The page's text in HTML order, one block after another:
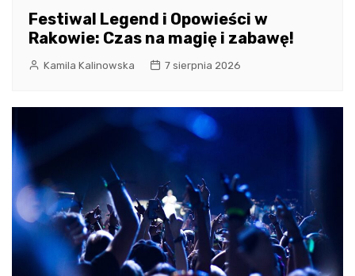
Festiwal Legend i Opowieści w
Rakowie: Czas na magię i zabawę!
Kamila Kalinowska 7 sierpnia 2026